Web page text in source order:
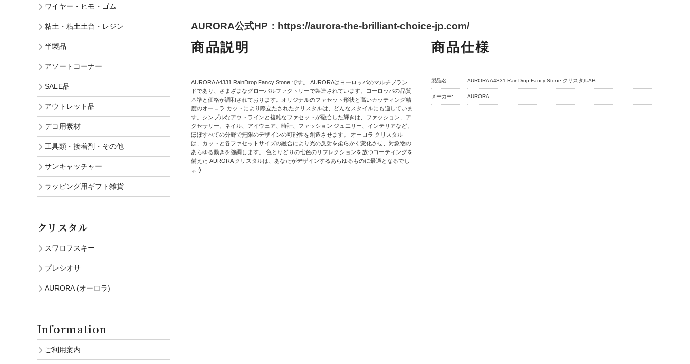
AURORA公式HP：https://aurora-the-brilliant-choice-jp.com/
商品説明
AURORA A4331 RainDrop Fancy Stone です。 AURORAはヨーロッパのマルチブラン
ドであり、さまざまなグローバルファクトリーで製造されています。ヨーロッパの品質
基準と価格が調和されております。オリジナルのファセット形状と高いカッティング精
度のオーロラ カットにより際立たされたクリスタルは、どんなスタイルにも適していま
す。シンプルなアウトラインと複雑なファセットが融合した輝きは、ファッション、ア
クセサリー、ネイル、アイウェア、時計、ファッション ジュエリー、インテリアなど、
ほぼすべての分野で無限のデザインの可能性を創造させます。 オーロラ クリスタル
は、カットと各ファセットサイズの融合により光の反射を柔らかく変化させ、対象物の
あらゆる動きを強調します。 色とりどりの七色のリフレクションを放つコーティングを
備えた AURORA クリスタルは、あなたがデザインするあらゆるものに最適となるでし
ょう
商品仕様
製品名: AURORA A4331 RainDrop Fancy Stone クリスタルAB
メーカー: AURORA
ワイヤー・ヒモ・ゴム
粘土・粘土土台・レジン
半製品
アソートコーナー
SALE品
アウトレット品
デコ用素材
工具類・接着剤・その他
サンキャッチャー
ラッピング用ギフト雑貨
クリスタル
スワロフスキー
プレシオサ
AURORA (オーロラ)
Information
ご利用案内